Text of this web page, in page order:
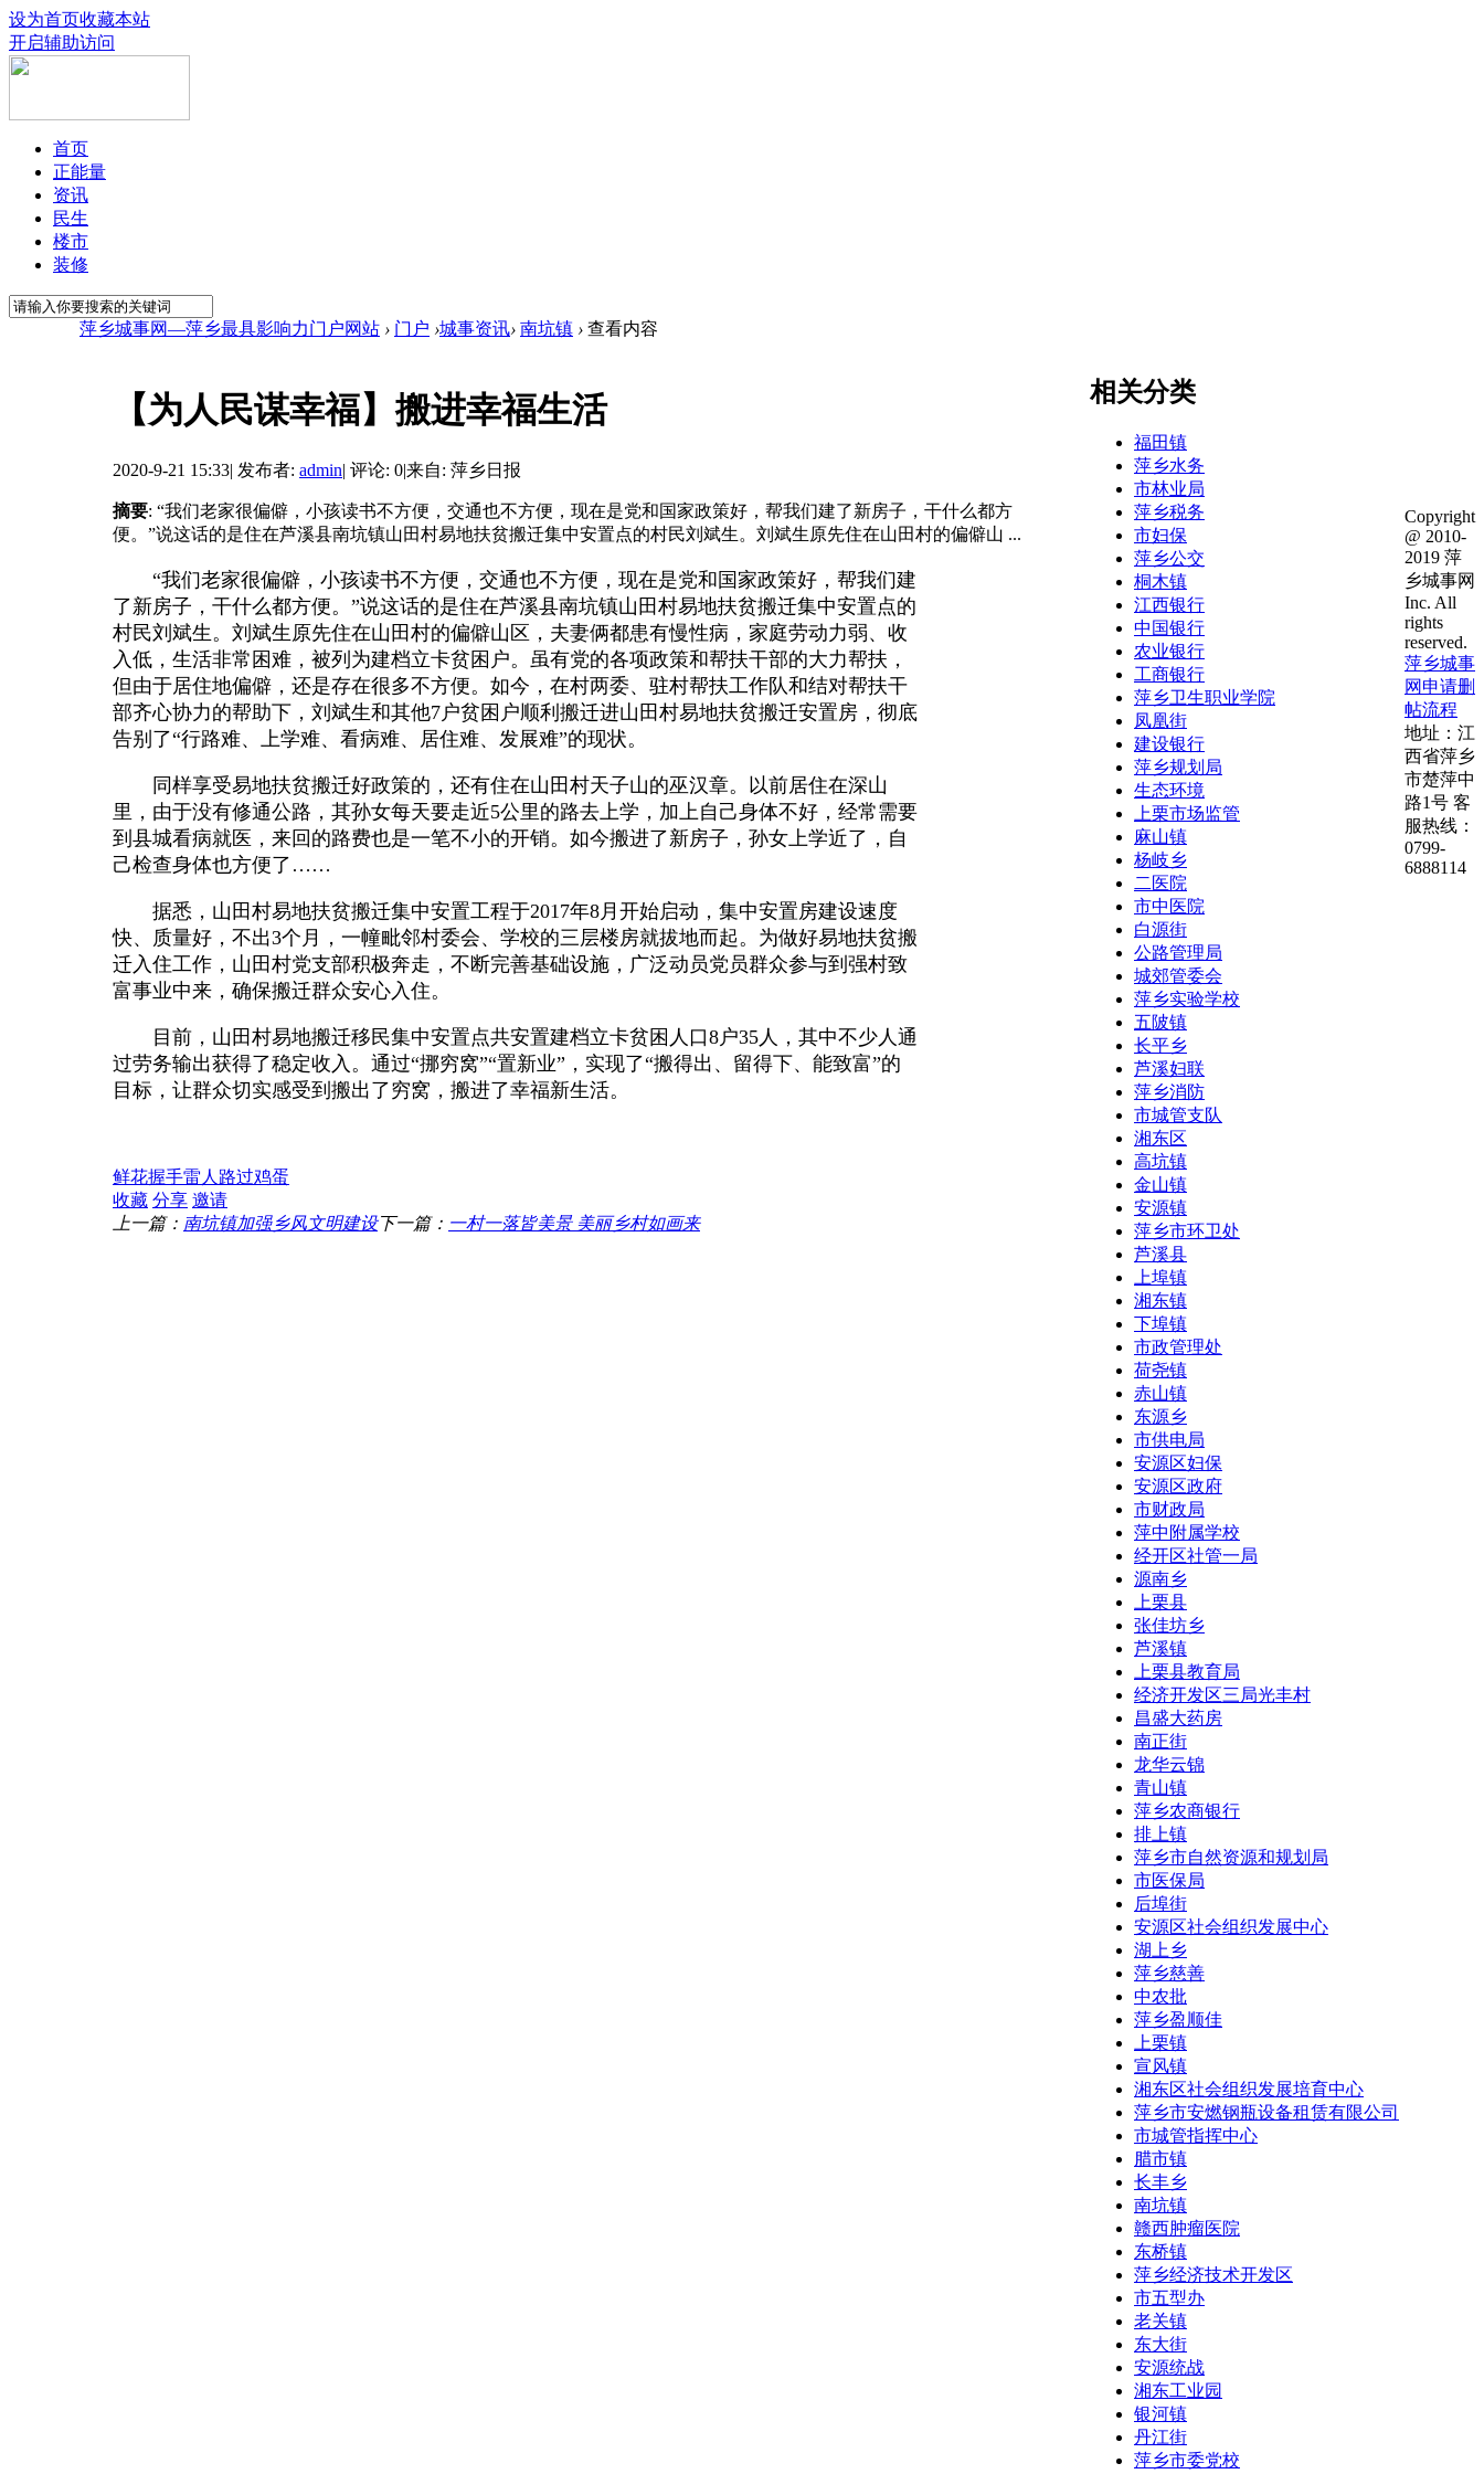
设为首页收藏本站
开启辅助访问
首页
正能量
资讯
民生
楼市
装修
萍乡城事网—萍乡最具影响力门户网站 › 门户 ›城事资讯› 南坑镇 › 查看内容
【为人民谋幸福】搬进幸福生活
2020-9-21 15:33| 发布者: admin| 评论: 0|来自: 萍乡日报
摘要: “我们老家很偏僻，小孩读书不方便，交通也不方便，现在是党和国家政策好，帮我们建了新房子，干什么都方
便。”说这话的是住在芦溪县南坑镇山田村易地扶贫搬迁集中安置点的村民刘斌生。刘斌生原先住在山田村的偏僻山 ...
“我们老家很偏僻，小孩读书不方便，交通也不方便，现在是党和国家政策好，帮我们建
了新房子，干什么都方便。”说这话的是住在芦溪县南坑镇山田村易地扶贫搬迁集中安置点的
村民刘斌生。刘斌生原先住在山田村的偏僻山区，夫妻俩都患有慢性病，家庭劳动力弱、收
入低，生活非常困难，被列为建档立卡贫困户。虽有党的各项政策和帮扶干部的大力帮扶，
但由于居住地偏僻，还是存在很多不方便。如今，在村两委、驻村帮扶工作队和结对帮扶干
部齐心协力的帮助下，刘斌生和其他7户贫困户顺利搬迁进山田村易地扶贫搬迁安置房，彻底
告别了“行路难、上学难、看病难、居住难、发展难”的现状。
同样享受易地扶贫搬迁好政策的，还有住在山田村天子山的巫汉章。以前居住在深山
里，由于没有修通公路，其孙女每天要走近5公里的路去上学，加上自己身体不好，经常需要
到县城看病就医，来回的路费也是一笔不小的开销。如今搬进了新房子，孙女上学近了，自
己检查身体也方便了……
据悉，山田村易地扶贫搬迁集中安置工程于2017年8月开始启动，集中安置房建设速度
快、质量好，不出3个月，一幢毗邻村委会、学校的三层楼房就拔地而起。为做好易地扶贫搬
迁入住工作，山田村党支部积极奔走，不断完善基础设施，广泛动员党员群众参与到强村致
富事业中来，确保搬迁群众安心入住。
目前，山田村易地搬迁移民集中安置点共安置建档立卡贫困人口8户35人，其中不少人通
过劳务输出获得了稳定收入。通过“挪穷窝”“置新业”，实现了“搬得出、留得下、能致富”的
目标，让群众切实感受到搬出了穷窝，搬进了幸福新生活。
鲜花握手雷人 路过鸡蛋
收藏 分享 邀请
上一篇： 南坑镇加强乡风文明建设下一篇： 一村一落皆美景 美丽乡村如画来
相关分类
福田镇
萍乡水务
市林业局
萍乡税务
市妇保
萍乡公交
桐木镇
江西银行
中国银行
农业银行
工商银行
萍乡卫生职业学院
凤凰街
建设银行
萍乡规划局
生态环境
上栗市场监管
麻山镇
杨岐乡
二医院
市中医院
白源街
公路管理局
城郊管委会
萍乡实验学校
五陂镇
长平乡
芦溪妇联
萍乡消防
市城管支队
湘东区
高坑镇
金山镇
安源镇
萍乡市环卫处
芦溪县
上埠镇
湘东镇
下埠镇
市政管理处
荷尧镇
赤山镇
东源乡
市供电局
安源区妇保
安源区政府
市财政局
萍中附属学校
经开区社管一局
源南乡
上栗县
张佳坊乡
芦溪镇
上栗县教育局
经济开发区三局光丰村
昌盛大药房
南正街
龙华云锦
青山镇
萍乡农商银行
排上镇
萍乡市自然资源和规划局
市医保局
后埠街
安源区社会组织发展中心
湖上乡
萍乡慈善
中农批
萍乡盈顺佳
上栗镇
宣风镇
湘东区社会组织发展培育中心
萍乡市安燃钢瓶设备租赁有限公司
市城管指挥中心
腊市镇
长丰乡
南坑镇
赣西肿瘤医院
东桥镇
萍乡经济技术开发区
市五型办
老关镇
东大街
安源统战
湘东工业园
银河镇
丹江街
萍乡市委党校
Copyright
@ 2010-
2019 萍
乡城事网
Inc. All
rights
reserved.
萍乡城事
网申请删
帖流程
地址：江
西省萍乡
市楚萍中
路1号 客
服热线：
0799-
6888114